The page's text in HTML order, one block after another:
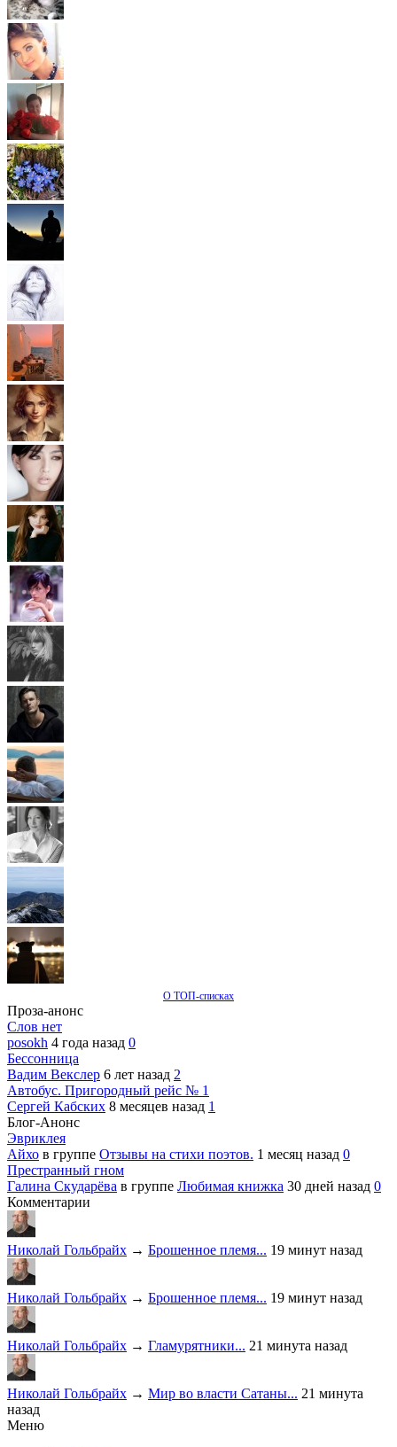
О ТОП-списках
Проза-анонс
Слов нет
posokh 4 года назад 0
Бессонница
Вадим Векслер 6 лет назад 2
Автобус. Пригородный рейс № 1
Сергей Кабских 8 месяцев назад 1
Блог-Анонс
Эвриклея
Айхо в группе Отзывы на стихи поэтов. 1 месяц назад 0
Престранный гном
Галина Скударёва в группе Любимая книжка 30 дней назад 0
Комментарии
Николай Гольбрайх → Брошенное племя... 19 минут назад
Николай Гольбрайх → Брошенное племя... 19 минут назад
Николай Гольбрайх → Гламурятники... 21 минута назад
Николай Гольбрайх → Мир во власти Сатаны... 21 минута
назад
Меню